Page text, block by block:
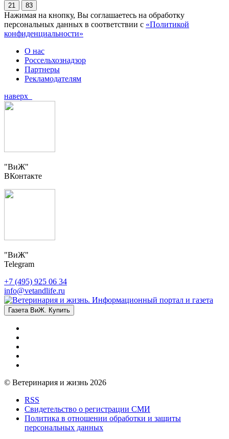
21 83
Нажимая на кнопку, Вы соглашаетесь на обработку
персональных данных в соответствии с «Политикой
конфиденциальности»
О нас
Россельхознадзор
Партнеры
Рекламодателям
наверх
"ВиЖ"
ВКонтакте
"ВиЖ"
Telegram
+7 (495) 925 06 34
info@vetandlife.ru
Газета ВиЖ. Купить
© Ветеринария и жизнь 2026
RSS
Свидетельство о регистрации СМИ
Политика в отношении обработки и защиты
персональных данных